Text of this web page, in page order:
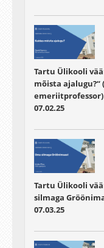
Tartu Ülikooli
mõista ajalugu?“
emeriitprofessor)
07.02.25
Tartu Ülikooli
silmaga
07.03.25